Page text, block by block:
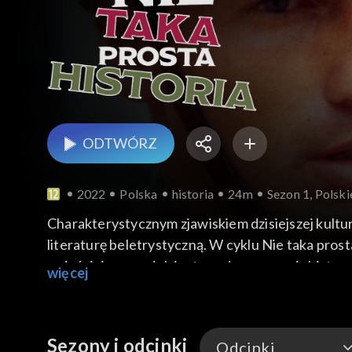
ODTWÓRZ
2022 Polska historia 24m Sezon 1,
Charakterystycznym zjawiskiem dzisiejszej
literaturę beletrystyczną. W cyklu Nie taka
wyjaśniają co w nich jest zgodne z prawdą
więcej
Sezony i odcinki Odcinki